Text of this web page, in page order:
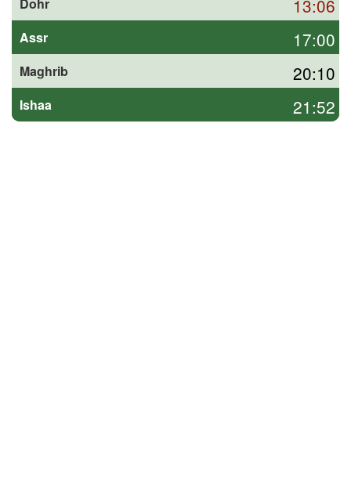
13:06
Assr 17:00
Maghrib 20:10
Ishaa 21:52